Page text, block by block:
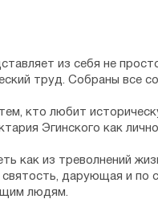
из себя не
труд. Собраны все
кто любит
Эгинского как
как из треволнений
дарующая и по
людям.